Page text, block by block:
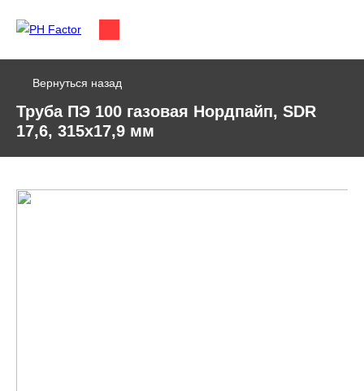
Вернуться назад
Труба ПЭ 100 газовая Нордпайп, SDR
17,6, 315х17,9 мм